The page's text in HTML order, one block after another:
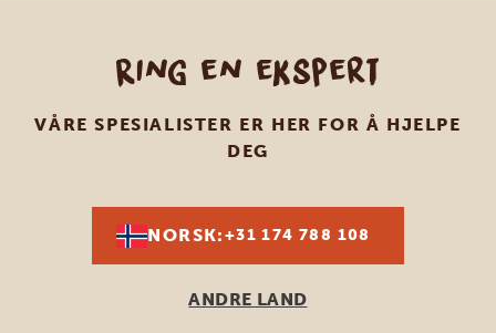
Ring en ekspert
VÅRE SPESIALISTER ER HER FOR Å HJELPE
DEG
NORSK:+31 174 788 108
ANDRE LAND